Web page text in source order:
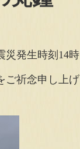
災発生時刻14時
ご祈念申し上げ